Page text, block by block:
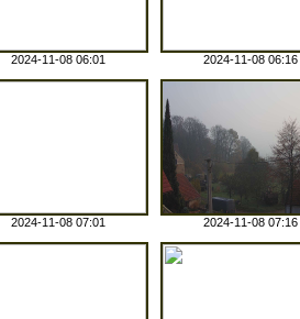
2024-11-08 06:01 2024-11-08 06:16
2024-11-08 07:01 2024-11-08 07:16